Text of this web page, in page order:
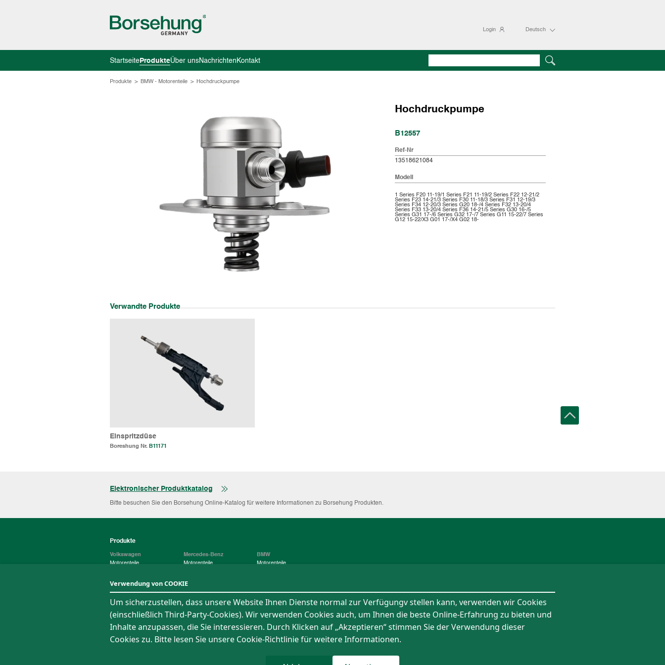
Login Deutsch
Startseite ProdukteÜber uns Nachrichten Kontakt
Produkte > BMW - Motorenteile > Hochdruckpumpe
Hochdruckpumpe
B12557
Ref-Nr
13518621084
Modell
1 Series F20 11-19/1 Series F21 11-19/2 Series F22 12-21/2
Series F23 14-21/3 Series F30 11-18/3 Series F31 12-19/3
Series F34 12-20/3 Series G20 18-/4 Series F32 13-20/4
Series F33 13-20/4 Series F36 14-21/5 Series G30 16-/5
Series G31 17-/6 Series G32 17-/7 Series G11 15-22/7 Series
G12 15-22/X3 G01 17-/X4 G02 18-
Verwandte Produkte
Einspritzdüse
Boreshung Nr. B11171
Elektronischer Produktkatalog
Bitte besuchen Sie den Borsehung Online-Katalog für weitere Informationen zu Borsehung Produkten.
Produkte
Volkswagen
Motorenteile
Fahrwerksteile
Mercedes-Benz
Motorenteile
BMW
Motorenteile
Über uns
Unternehmensprofil
Qualitaet
Digitalisierung
Nachrichten
Nachrichten
Medien Center
Kontakt
Verwendung von COOKIE
Um sicherzustellen, dass unsere Website Ihnen Dienste normal zur Verfügungv stellen kann, verwenden wir Cookies
(einschließlich Third-Party-Cookies). Wir verwenden Cookies auch, um Ihnen die beste Online-Erfahrung zu bieten und
Inhalte anzupassen, die Sie interessieren. Durch Klicken auf „Akzeptieren“ stimmen Sie der Verwendung dieser
Cookies zu. Bitte lesen Sie unsere Cookie-Richtlinie für weitere Informationen.